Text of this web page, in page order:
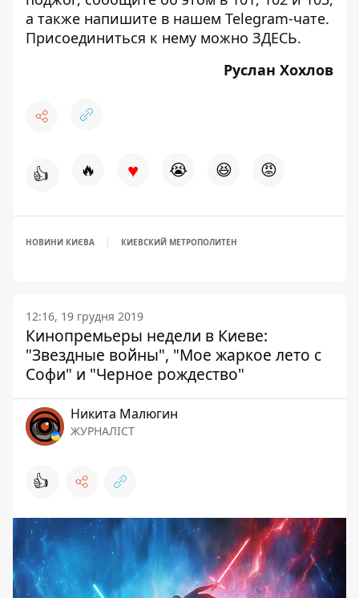
а также напишите в нашем Telegram-чате.
Присоединиться к нему можно ЗДЕСЬ.
Руслан Хохлов
👍 🔥 ♥ 😭 😆 😡
НОВИНИ КИЄВА КИЕВСКИЙ МЕТРОПОЛИТЕН
12:16, 19 грудня 2019
Кинопремьеры недели в Киеве:
"Звездные войны", "Мое жаркое лето с
Софи" и "Черное рождество"
Никита Малюгин
ЖУРНАЛІСТ
👍